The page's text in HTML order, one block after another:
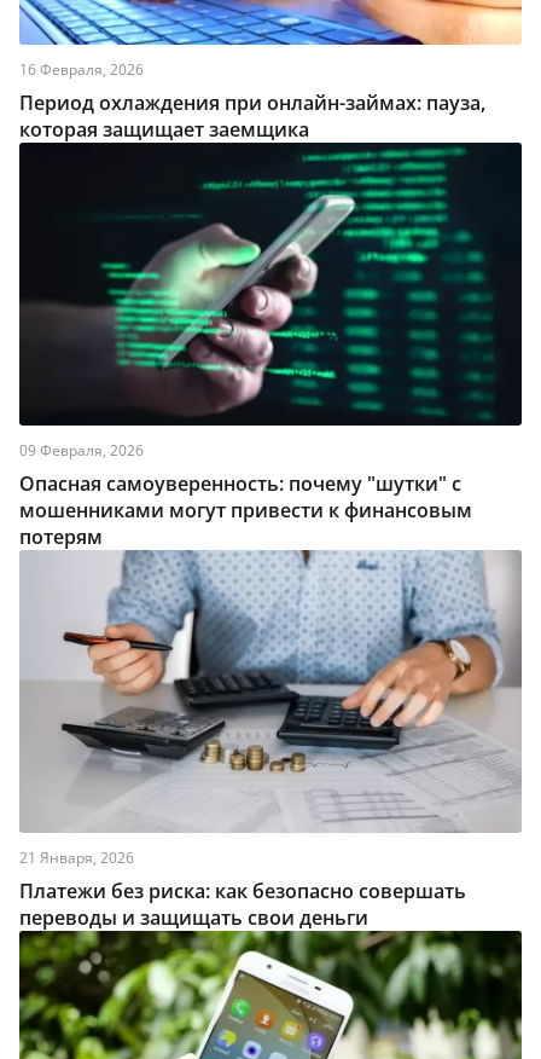
16 Февраля, 2026
Период охлаждения при онлайн-займах: пауза,
которая защищает заемщика
09 Февраля, 2026
Опасная самоуверенность: почему "шутки" с
мошенниками могут привести к финансовым
потерям
21 Января, 2026
Платежи без риска: как безопасно совершать
переводы и защищать свои деньги